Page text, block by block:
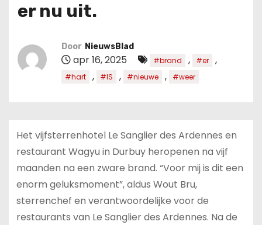
er nu uit.
Door NieuwsBlad
apr 16, 2025 #brand , #er ,
#hart , #IS , #nieuwe , #weer
Het vijfsterrenhotel Le Sanglier des Ardennes en
restaurant Wagyu in Durbuy heropenen na vijf
maanden na een zware brand. “Voor mij is dit een
enorm geluksmoment”, aldus Wout Bru,
sterrenchef en verantwoordelijke voor de
restaurants van Le Sanglier des Ardennes. Na de